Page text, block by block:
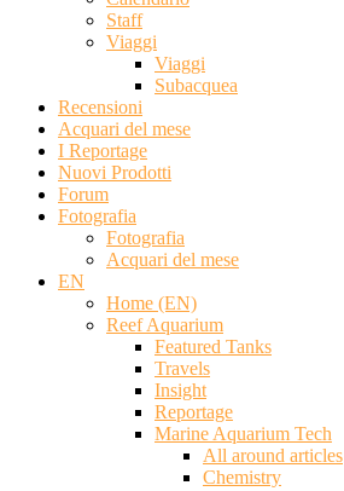
Staff
Viaggi
Viaggi
Subacquea
Recensioni
Acquari del mese
I Reportage
Nuovi Prodotti
Forum
Fotografia
Fotografia
Acquari del mese
EN
Home (EN)
Reef Aquarium
Featured Tanks
Travels
Insight
Reportage
Marine Aquarium Tech
All around articles
Chemistry